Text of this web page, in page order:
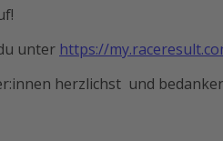
unter https://
herzlichst und